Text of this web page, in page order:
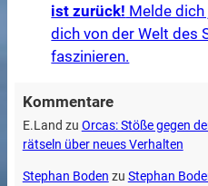
ist zurück! Melde
dich von der Welt des
faszinieren.
Kommentare
E.Land zu Orcas: Stöße gegen
rätseln über neues Verhalten
Stephan Boden zu Stephan